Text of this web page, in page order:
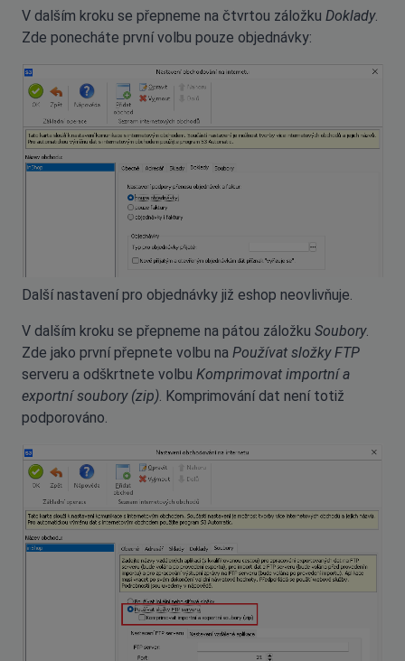
V dalším kroku se přepneme na čtvrtou záložku Doklady.
Zde ponecháte první volbu pouze objednávky:
Další nastavení pro objednávky již eshop neovlivňuje.
V dalším kroku se přepneme na pátou záložku Soubory.
Zde jako první přepnete volbu na Používat složky FTP
serveru a odškrtnete volbu Komprimovat importní a
exportní soubory (zip). Komprimování dat není totiž
podporováno.